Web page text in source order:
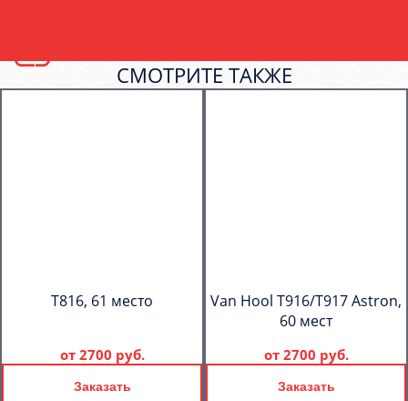
СМОТРИТЕ ТАКЖЕ
T816, 61 место
от 2700 руб.
Заказать
Van Hool T916/T917 Astron,
60 мест
от 2700 руб.
Заказать